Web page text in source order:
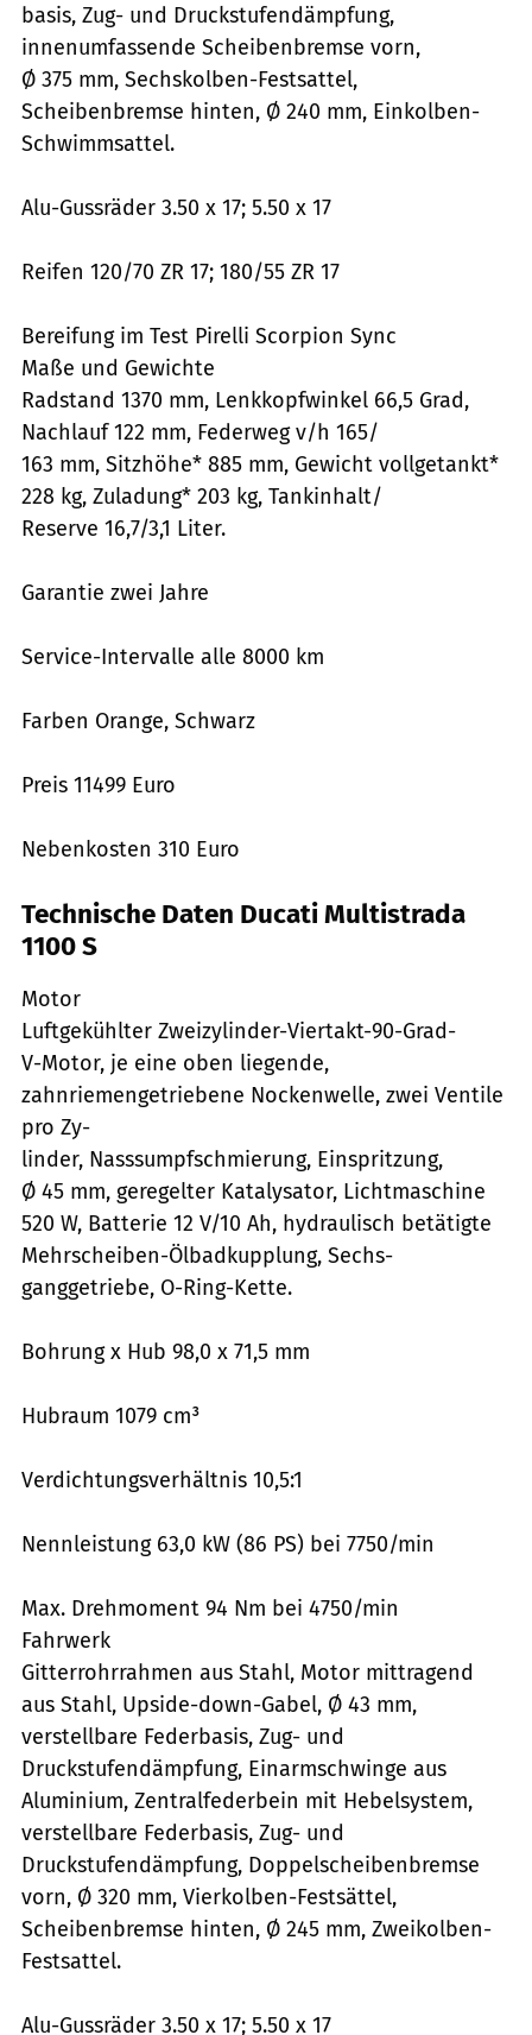
basis, Zug- und Druckstufendämpfung,
innenumfassende Scheibenbremse vorn,
Ø 375 mm, Sechskolben-Festsattel,
Scheibenbremse hinten, Ø 240 mm, Einkolben-
Schwimmsattel.
Alu-Gussräder 3.50 x 17; 5.50 x 17
Reifen 120/70 ZR 17; 180/55 ZR 17
Bereifung im Test Pirelli Scorpion Sync
Maße und Gewichte
Radstand 1370 mm, Lenkkopfwinkel 66,5 Grad,
Nachlauf 122 mm, Federweg v/h 165/
163 mm, Sitzhöhe* 885 mm, Gewicht vollgetankt*
228 kg, Zuladung* 203 kg, Tankinhalt/
Reserve 16,7/3,1 Liter.
Garantie zwei Jahre
Service-Intervalle alle 8000 km
Farben Orange, Schwarz
Preis 11499 Euro
Nebenkosten 310 Euro
Technische Daten Ducati Multistrada
1100 S
Motor
Luftgekühlter Zweizylinder-Viertakt-90-Grad-
V-Motor, je eine oben liegende,
zahnriemengetriebene Nockenwelle, zwei Ventile
pro Zy-
linder, Nasssumpfschmierung, Einspritzung,
Ø 45 mm, geregelter Katalysator, Lichtmaschine
520 W, Batterie 12 V/10 Ah, hydraulisch betätigte
Mehrscheiben-Ölbadkupplung, Sechs-
ganggetriebe, O-Ring-Kette.
Bohrung x Hub 98,0 x 71,5 mm
Hubraum 1079 cm³
Verdichtungsverhältnis 10,5:1
Nennleistung 63,0 kW (86 PS) bei 7750/min
Max. Drehmoment 94 Nm bei 4750/min
Fahrwerk
Gitterrohrrahmen aus Stahl, Motor mittragend
aus Stahl, Upside-down-Gabel, Ø 43 mm,
verstellbare Federbasis, Zug- und
Druckstufendämpfung, Einarmschwinge aus
Aluminium, Zentralfederbein mit Hebelsystem,
verstellbare Federbasis, Zug- und
Druckstufendämpfung, Doppelscheibenbremse
vorn, Ø 320 mm, Vierkolben-Festsättel,
Scheibenbremse hinten, Ø 245 mm, Zweikolben-
Festsattel.
Alu-Gussräder 3.50 x 17; 5.50 x 17